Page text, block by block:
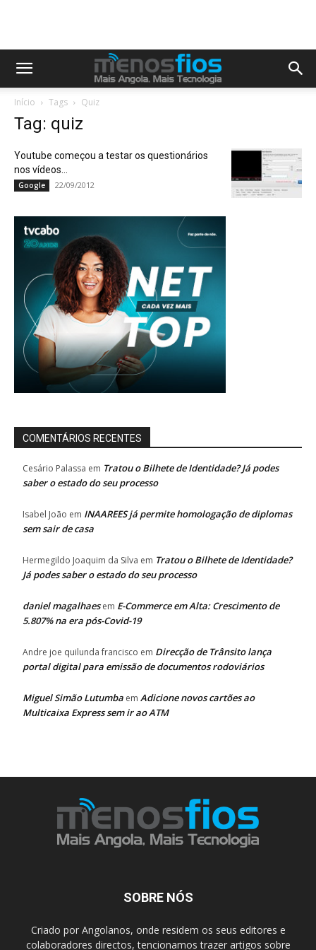
Início Tags Quiz
Tag: quiz
Youtube começou a testar os questionários
nos vídeos…
Google 22/09/2012
COMENTÁRIOS RECENTES
Cesário Palassa em Tratou o Bilhete de Identidade? Já podes
saber o estado do seu processo
Isabel João em INAAREES já permite homologação de diplomas
sem sair de casa
Hermegildo Joaquim da Silva em Tratou o Bilhete de Identidade?
Já podes saber o estado do seu processo
daniel magalhaesem E-Commerce em Alta: Crescimento de
5.807% na era pós-Covid-19
Andre joe quilunda francisco em Direcção de Trânsito lança
portal digital para emissão de documentos rodoviários
Miguel Simão Lutumba em Adicione novos cartões ao
Multicaixa Express sem ir ao ATM
SOBRE NÓS
Criado por Angolanos, onde residem os seus editores e
colaboradores directos, tencionamos trazer artigos sobre